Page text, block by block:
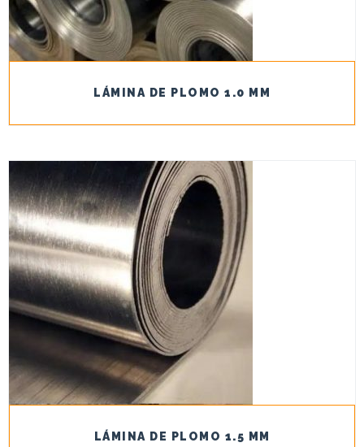
LÁMINA DE PLOMO 1.0 MM
LÁMINA DE PLOMO 1.5 MM